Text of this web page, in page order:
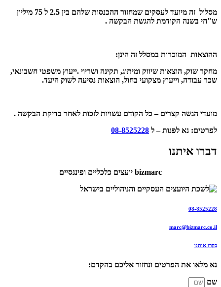
מסלול זה מיועד לעסקים שמחזור ההכנסות שלהם בין 2.5 ל 75 מיליון
ש"חי בשנה הקודמת להגשת הבקשה .
ההוצאות המוכרות במסלל זה הינן:
מחקר שוק, הוצאות שיווק ומיתוג, תקינה ושריוי .ייעוץ משפטי חשבונאי,
שכר עבודה, וייעוץ מצקועי בחול, הוצאות נסיעה לשוק היעד.
מועדי הגשה קצרים – כל הקודם עשויות לזכות לאחר בדיקת הבקשה .
לפרטים: נא לפנות – ל 08-8525228
דברו איתנו
bizmarc יועצים כלכליים ופיננסיים
08-8525228
marc@bizmarc.co.il
בקרו אותנו
נא מלאו את הפרטים ונחזור אליכם בהקדם:
שם